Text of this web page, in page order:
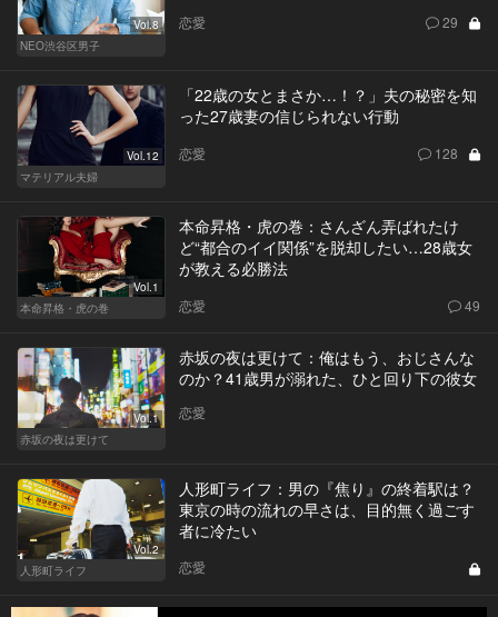
Vol.8
NEO渋谷区男子
恋愛 29
Vol.12
マテリアル夫婦
「22歳の女とまさか…！？」夫の秘密を知
った27歳妻の信じられない行動
恋愛 128
Vol.1
本命昇格・虎の巻
本命昇格・虎の巻：さんざん弄ばれたけ
ど“都合のイイ関係”を脱却したい…28歳女
が教える必勝法
恋愛 49
Vol.1
赤坂の夜は更けて
赤坂の夜は更けて：俺はもう、おじさんな
のか？41歳男が溺れた、ひと回り下の彼女
恋愛
Vol.2
人形町ライフ
人形町ライフ：男の『焦り』の終着駅は？
東京の時の流れの早さは、目的無く過ごす
者に冷たい
恋愛